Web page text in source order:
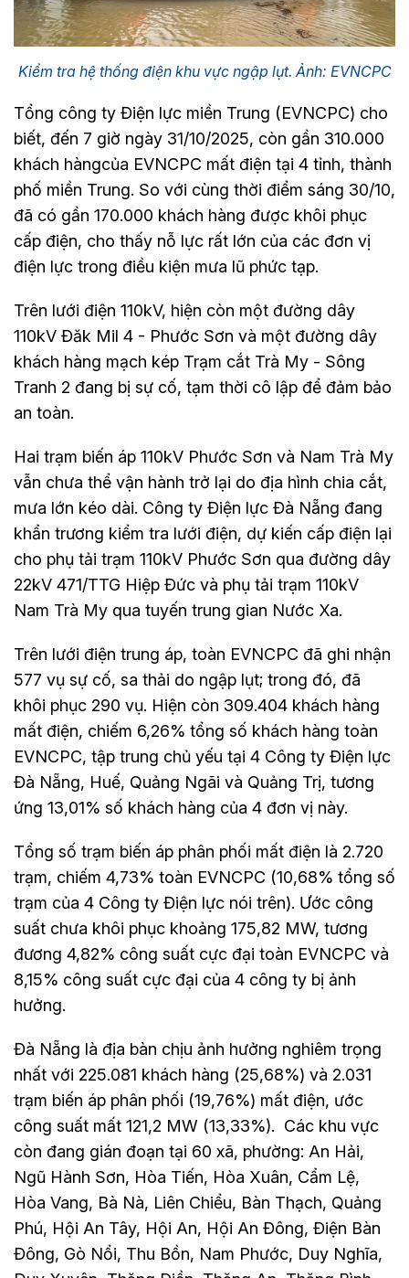
Kiểm tra hệ thống điện khu vực ngập lụt. Ảnh: EVNCPC
Tổng công ty Điện lực miền Trung (EVNCPC) cho
biết, đến 7 giờ ngày 31/10/2025, còn gần 310.000
khách hàngcủa EVNCPC mất điện tại 4 tỉnh, thành
phố miền Trung. So với cùng thời điểm sáng 30/10,
đã có gần 170.000 khách hàng được khôi phục
cấp điện, cho thấy nỗ lực rất lớn của các đơn vị
điện lực trong điều kiện mưa lũ phức tạp.
Trên lưới điện 110kV, hiện còn một đường dây
110kV Đăk Mil 4 - Phước Sơn và một đường dây
khách hàng mạch kép Trạm cắt Trà My - Sông
Tranh 2 đang bị sự cố, tạm thời cô lập để đảm bảo
an toàn.
Hai trạm biến áp 110kV Phước Sơn và Nam Trà My
vẫn chưa thể vận hành trở lại do địa hình chia cắt,
mưa lớn kéo dài. Công ty Điện lực Đà Nẵng đang
khẩn trương kiểm tra lưới điện, dự kiến cấp điện lại
cho phụ tải trạm 110kV Phước Sơn qua đường dây
22kV 471/TTG Hiệp Đức và phụ tải trạm 110kV
Nam Trà My qua tuyến trung gian Nước Xa.
Trên lưới điện trung áp, toàn EVNCPC đã ghi nhận
577 vụ sự cố, sa thải do ngập lụt; trong đó, đã
khôi phục 290 vụ. Hiện còn 309.404 khách hàng
mất điện, chiếm 6,26% tổng số khách hàng toàn
EVNCPC, tập trung chủ yếu tại 4 Công ty Điện lực
Đà Nẵng, Huế, Quảng Ngãi và Quảng Trị, tương
ứng 13,01% số khách hàng của 4 đơn vị này.
Tổng số trạm biến áp phân phối mất điện là 2.720
trạm, chiếm 4,73% toàn EVNCPC (10,68% tổng số
trạm của 4 Công ty Điện lực nói trên). Ước công
suất chưa khôi phục khoảng 175,82 MW, tương
đương 4,82% công suất cực đại toàn EVNCPC và
8,15% công suất cực đại của 4 công ty bị ảnh
hưởng.
Đà Nẵng là địa bàn chịu ảnh hưởng nghiêm trọng
nhất với 225.081 khách hàng (25,68%) và 2.031
trạm biến áp phân phối (19,76%) mất điện, ước
công suất mất 121,2 MW (13,33%). Các khu vực
còn đang gián đoạn tại 60 xã, phường: An Hải,
Ngũ Hành Sơn, Hòa Tiến, Hòa Xuân, Cẩm Lệ,
Hòa Vang, Bà Nà, Liên Chiểu, Bàn Thạch, Quảng
Phú, Hội An Tây, Hội An, Hội An Đông, Điện Bàn
Đông, Gò Nổi, Thu Bồn, Nam Phước, Duy Nghĩa,